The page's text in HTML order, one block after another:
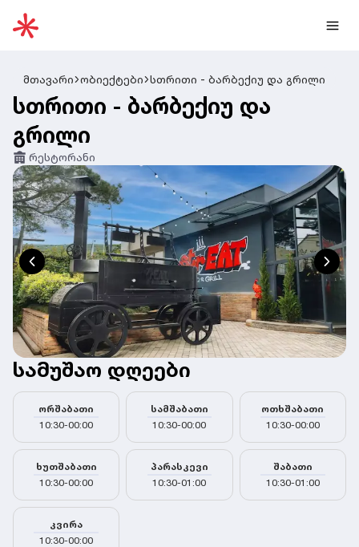
მთავარი ობიექტები სთრითი - ბარბექიუ და გრილი
სთრითი - ბარბექიუ და
გრილი
რესტორანი
სამუშაო დღეები
ორშაბათი
10:30-00:00
სამშაბათი
10:30-00:00
ოთხშაბათი
10:30-00:00
ხუთშაბათი
10:30-00:00
პარასკევი
10:30-01:00
შაბათი
10:30-01:00
კვირა
10:30-00:00